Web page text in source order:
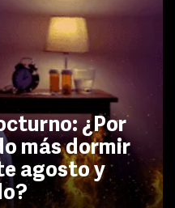
¿Por
más dormir
agosto y